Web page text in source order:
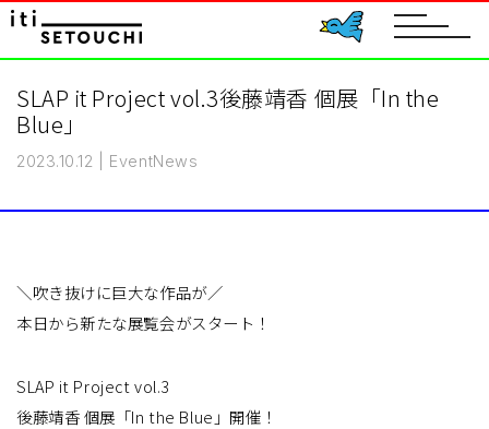
toggle
SLAP it Project vol.3後藤靖香 個展「In the
Blue」
2023.10.12 EventNews
＼吹き抜けに巨大な作品が／
本日から新たな展覧会がスタート！
SLAP it Project vol.3
後藤靖香 個展「In the Blue」開催！